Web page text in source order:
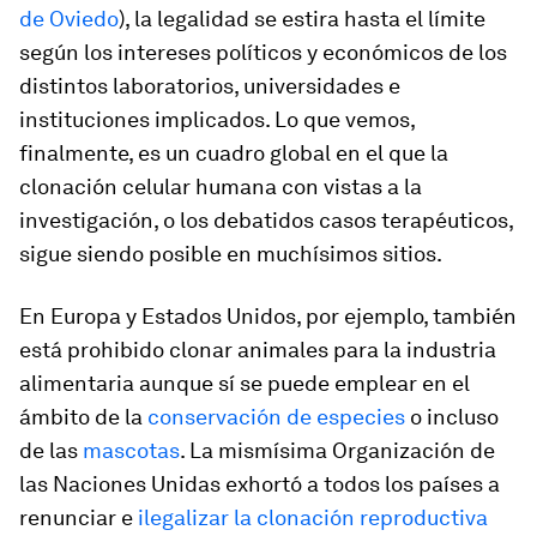
de Oviedo), la legalidad se estira hasta el límite
según los intereses políticos y económicos de los
distintos laboratorios, universidades e
instituciones implicados. Lo que vemos,
finalmente, es un cuadro global en el que la
clonación celular humana con vistas a la
investigación, o los debatidos casos terapéuticos,
sigue siendo posible en muchísimos sitios.
En Europa y Estados Unidos, por ejemplo, también
está prohibido clonar animales para la industria
alimentaria aunque sí se puede emplear en el
ámbito de la conservación de especies o incluso
de las mascotas. La mismísima Organización de
las Naciones Unidas exhortó a todos los países a
renunciar e ilegalizar la clonación reproductiva